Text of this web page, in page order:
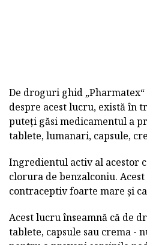
De droguri ghid
despre acest lucru, există în
puteți găsi medicamentul a
tablete, lumanari, capsule,
Ingredientul activ al acestor
clorura de benzalconiu.
contraceptiv foarte mare și
Acest lucru înseamnă că de
tablete, capsule sau crema -